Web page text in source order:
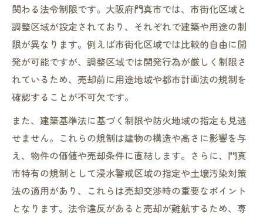
関わる法令制限です。大阪府門真市では、市街化区域と
調整区域が設定されており、それぞれで建築や用途の制
限が異なります。例えば市街化区域では比較的自由に開
発が可能ですが、調整区域では開発行為が厳しく制限さ
れているため、売却前に用途地域や都市計画法の規制を
確認することが不可欠です。
また、建築基準法に基づく制限や防火地域の指定も見逃
せません。これらの規制は建物の構造や高さに影響を与
え、物件の価値や売却条件に直結します。さらに、門真
市特有の規制として浸水警戒区域の指定や土壌汚染対策
法の適用があり、これらは売却交渉時の重要なポイント
となります。法令違反があると売却が難航するため、専